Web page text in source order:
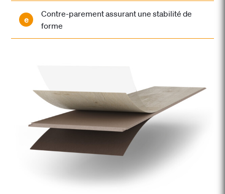
e
Contre-parement assurant une stabilité de
forme